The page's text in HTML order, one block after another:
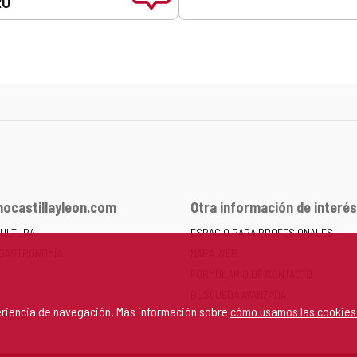
de navegación. Más información sobre cómo usamos las
Otra información de interés
ESPACIO PARA PROFESIONALES